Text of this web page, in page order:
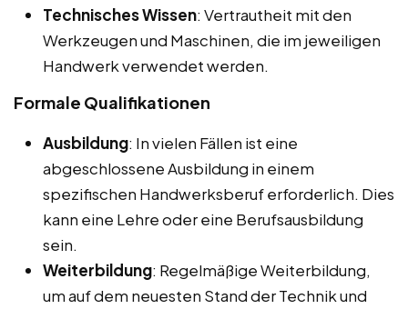
Technisches Wissen: Vertrautheit mit den
Werkzeugen und Maschinen, die im jeweiligen
Handwerk verwendet werden.
Formale Qualifikationen
Ausbildung: In vielen Fällen ist eine
abgeschlossene Ausbildung in einem
spezifischen Handwerksberuf erforderlich. Dies
kann eine Lehre oder eine Berufsausbildung
sein.
Weiterbildung: Regelmäßige Weiterbildung,
um auf dem neuesten Stand der Technik und